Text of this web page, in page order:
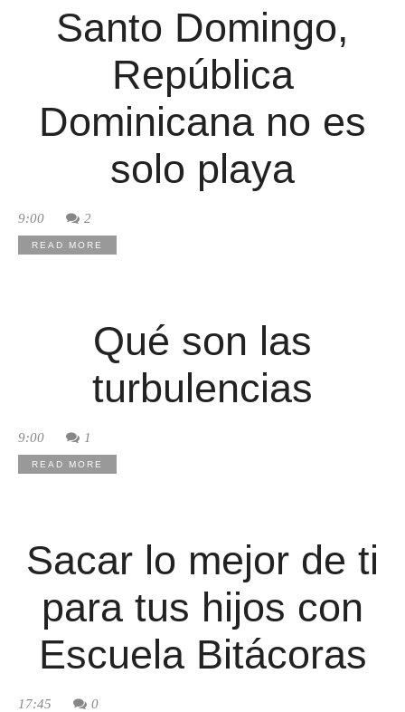
Santo Domingo,
República
Dominicana no es
solo playa
9:00 2
READ MORE
Qué son las
turbulencias
9:00 1
READ MORE
Sacar lo mejor de ti
para tus hijos con
Escuela Bitácoras
17:45 0